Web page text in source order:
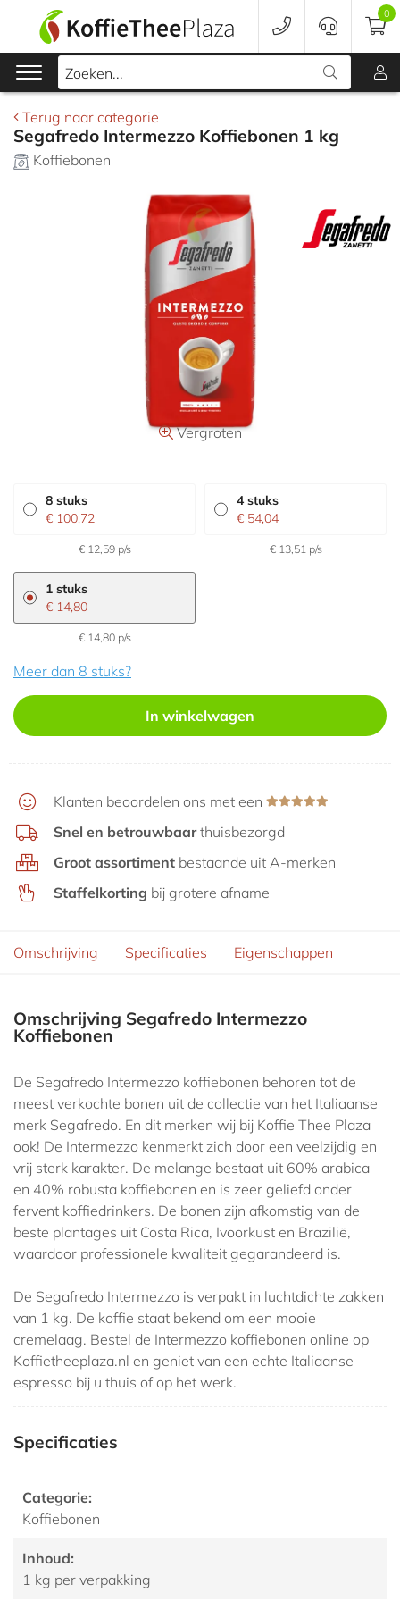
Zoeken...
0
Koffieapparaten
Voordeelverpakking
Onderhoud
Accessoires
Merken
Aanbiedingen
Terug naar categorie
Segafredo Intermezzo Koffiebonen 1 kg
Koffiebonen
Vergroten
8 stuks
€ 100,72
€ 12,59 p/s
4 stuks
€ 54,04
€ 13,51 p/s
1 stuks
€ 14,80
€ 14,80 p/s
Meer dan 8 stuks?
In winkelwagen
Klanten beoordelen ons met een
Snel en betrouwbaarthuisbezorgd
Groot assortiment bestaande uit A-merken
Staffelkorting bij grotere afname
Omschrijving Specificaties Eigenschappen
Omschrijving Segafredo Intermezzo
Koffiebonen
De Segafredo Intermezzo koffiebonen behoren tot de
meest verkochte bonen uit de collectie van het Italiaanse
merk Segafredo. En dit merken wij bij Koffie Thee Plaza
ook! De Intermezzo kenmerkt zich door een veelzijdig en
vrij sterk karakter. De melange bestaat uit 60% arabica
en 40% robusta koffiebonen en is zeer geliefd onder
fervent koffiedrinkers. De bonen zijn afkomstig van de
beste plantages uit Costa Rica, Ivoorkust en Brazilië,
waardoor professionele kwaliteit gegarandeerd is.
De Segafredo Intermezzo is verpakt in luchtdichte zakken
van 1 kg. De koffie staat bekend om een mooie
cremelaag. Bestel de Intermezzo koffiebonen online op
Koffietheeplaza.nl en geniet van een echte Italiaanse
espresso bij u thuis of op het werk.
Specificaties
Categorie:
Koffiebonen
Inhoud:
1 kg per verpakking
In winkelwagen